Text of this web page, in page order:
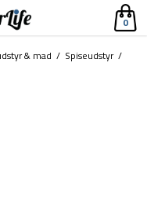
0
& mad / Spiseudstyr/